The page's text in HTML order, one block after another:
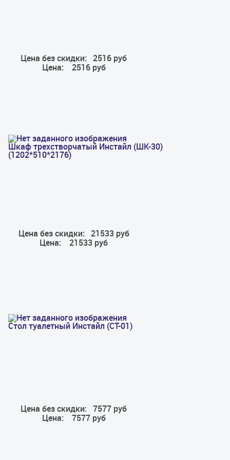
Цена без скидки:
2516 руб
Цена:
2516 руб
Шкаф трехстворчатый Инстайл (ШК-30)
(1202*510*2176)
Цена без скидки:
21533 руб
Цена:
21533 руб
Стол туалетный Инстайл (СТ-01)
Цена без скидки:
7577 руб
Цена:
7577 руб